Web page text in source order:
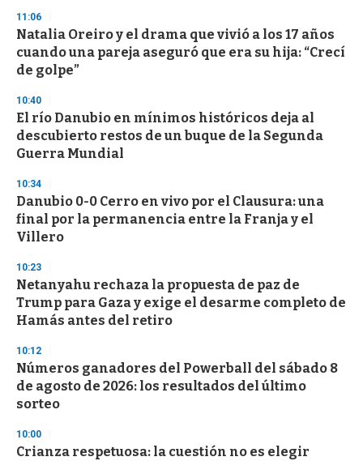
d
s
o
f
3
s
e
c
o
n
11:06
Natalia Oreiro y el drama que vivió a los 17 años
cuando una pareja aseguró que era su hija: “Crecí
de golpe”
10:40
El río Danubio en mínimos históricos deja al
descubierto restos de un buque de la Segunda
Guerra Mundial
10:34
Danubio 0-0 Cerro en vivo por el Clausura: una
final por la permanencia entre la Franja y el
Villero
10:23
Netanyahu rechaza la propuesta de paz de
Trump para Gaza y exige el desarme completo de
Hamás antes del retiro
10:12
Números ganadores del Powerball del sábado 8
de agosto de 2026: los resultados del último
sorteo
10:00
Crianza respetuosa: la cuestión no es elegir